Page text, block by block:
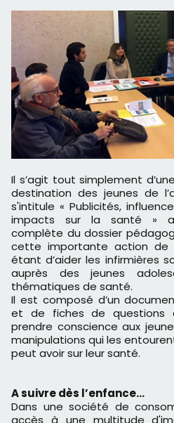
Il s’agit tout simplement d’une action de prévention à
destination des jeunes de
s'intitule « Publicités,
impacts sur la santé »
complète du dossier
cette importante action de
étant d’aider les infirmières
auprès des jeunes
thématiques de santé.
Il est composé d’un
et de fiches de
prendre conscience aux
manipulations qui les
peut avoir sur leur santé.
A suivre dès l’enfance…
Dans une société de
accès à une multitude